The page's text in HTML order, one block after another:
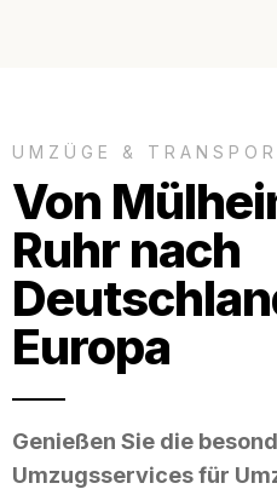
UMZÜGE &
Von
Ruhr nach
Europa
Genießen Sie die
Umzugsservices für